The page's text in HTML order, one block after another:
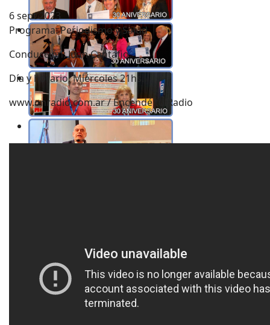
6 sept 2023
Programa: Periodismo y Salud
Conducción: Juan Cantafio
Día y horario: Miércoles 21hs.
www.onradio.com.ar / Encendé tu Radio